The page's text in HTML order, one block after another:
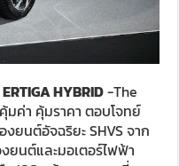
HYBRID-The
ค่า คุ้มราคา ตอบโจทย์
ยนต์อัจฉริยะ SHVS จาก
ยนต์และมอเตอร์ไฟฟ้า